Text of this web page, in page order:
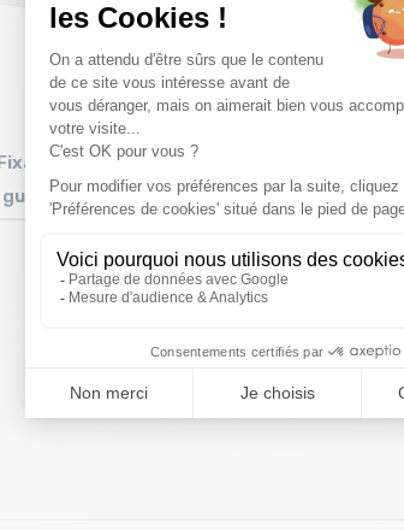
T.U
CAMP Contour Glue Tube 75ml